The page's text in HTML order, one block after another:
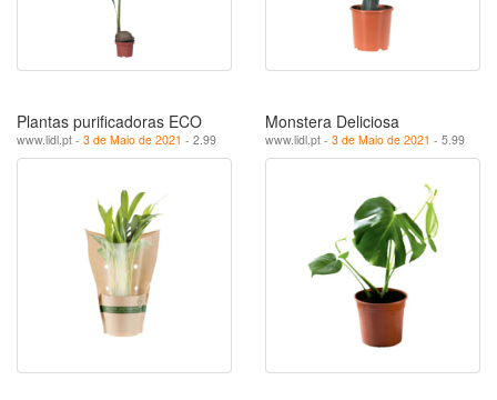
Plantas purificadoras ECO
www.lidl.pt - 3 de Maio de 2021 - 2.99
Monstera Deliciosa
www.lidl.pt - 3 de Maio de 2021 - 5.99